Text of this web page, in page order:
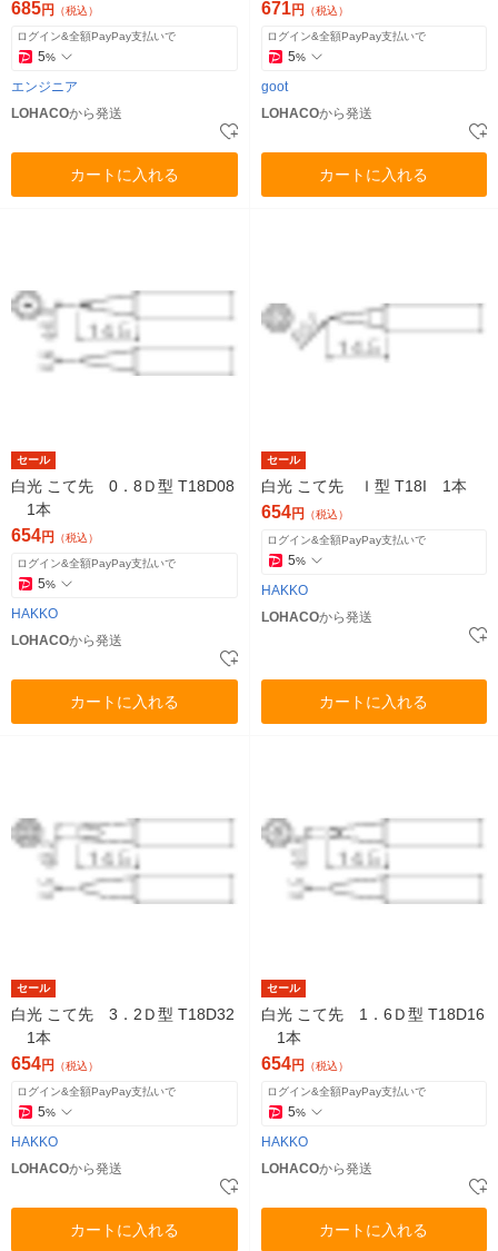
685円 （税込）
ログイン&全額PayPay支払いで
5%
エンジニア
LOHACOから発送
カートに入れる
671円 （税込）
ログイン&全額PayPay支払いで
5%
goot
LOHACOから発送
カートに入れる
セール
白光 こて先 0．8Ｄ型 T18D08
1本
654円 （税込）
ログイン&全額PayPay支払いで
5%
HAKKO
LOHACOから発送
カートに入れる
セール
白光 こて先 Ｉ型 T18I 1本
654円 （税込）
ログイン&全額PayPay支払いで
5%
HAKKO
LOHACOから発送
カートに入れる
セール
白光 こて先 3．2Ｄ型 T18D32
1本
654円 （税込）
ログイン&全額PayPay支払いで
5%
HAKKO
LOHACOから発送
カートに入れる
セール
白光 こて先 1．6Ｄ型 T18D16
1本
654円 （税込）
ログイン&全額PayPay支払いで
5%
HAKKO
LOHACOから発送
カートに入れる